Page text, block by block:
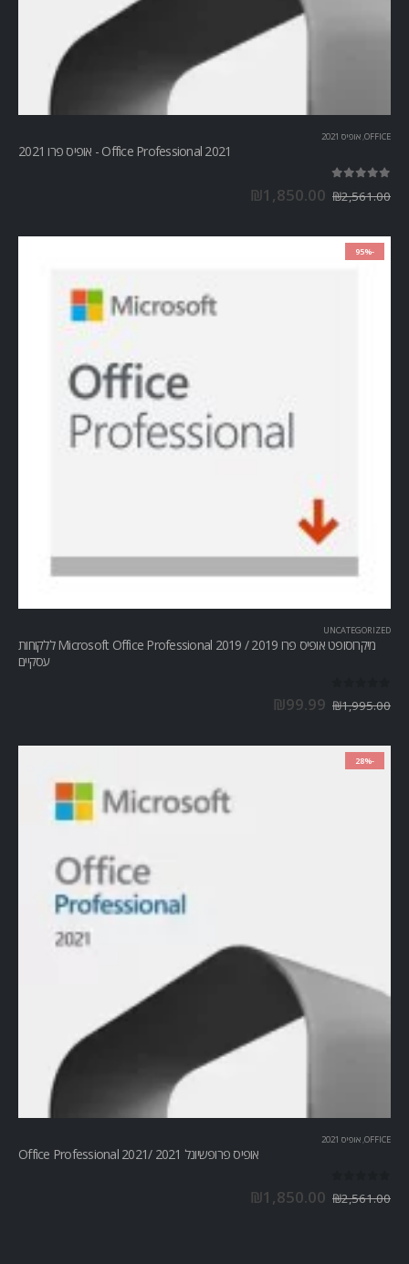
OFFICE
, אופיס 2021
Office Professional 2021 - אופיס פרו 2021
₪2,561.00
₪1,850.00
-95%
UNCATEGORIZED
מיקרוסופט אופיס פרו Microsoft Office Professional 2019 / 2019 ללקוחות
עסקיים
₪1,995.00
₪99.99
-28%
OFFICE
, אופיס 2021
אופיס פרופשיונל 2021 /Office Professional 2021
₪2,561.00
₪1,850.00